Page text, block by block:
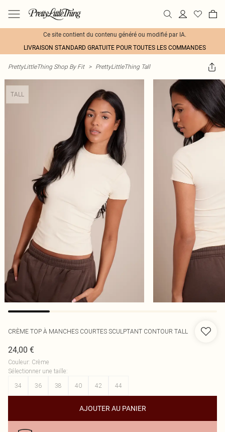
Ce site contient du contenu généré ou modifié par IA.
LIVRAISON STANDARD GRATUITE POUR TOUTES LES COMMANDES
PrettyLittleThing Shop By Fit > PrettyLittleThing Tall
TALL
CRÈME TOP À MANCHES COURTES SCULPTANT CONTOUR TALL
24,00 €
Couleur: Crème
Sélectionner une taille:
34
36 38 40 42 44
AJOUTER AU PANIER